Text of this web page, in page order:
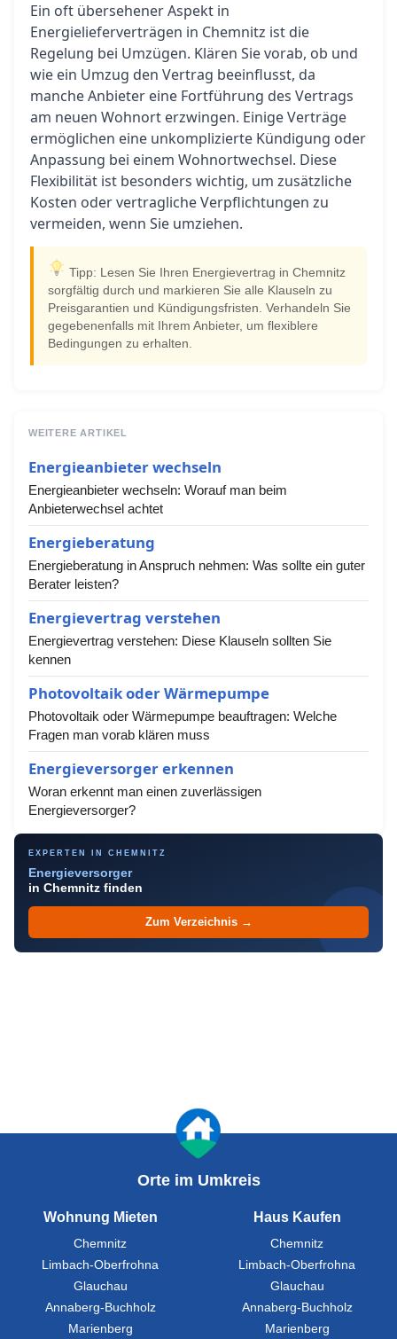
Ein oft übersehener Aspekt in
Energielieferverträgen in Chemnitz ist die
Regelung bei Umzügen. Klären Sie vorab, ob und
wie ein Umzug den Vertrag beeinflusst, da
manche Anbieter eine Fortführung des Vertrags
am neuen Wohnort erzwingen. Einige Verträge
ermöglichen eine unkomplizierte Kündigung oder
Anpassung bei einem Wohnortwechsel. Diese
Flexibilität ist besonders wichtig, um zusätzliche
Kosten oder vertragliche Verpflichtungen zu
vermeiden, wenn Sie umziehen.
Tipp: Lesen Sie Ihren Energievertrag in Chemnitz
sorgfältig durch und markieren Sie alle Klauseln zu
Preisgarantien und Kündigungsfristen. Verhandeln Sie
gegebenenfalls mit Ihrem Anbieter, um flexiblere
Bedingungen zu erhalten.
WEITERE ARTIKEL
Energieanbieter wechseln
Energieanbieter wechseln: Worauf man beim
Anbieterwechsel achtet
Energieberatung
Energieberatung in Anspruch nehmen: Was sollte ein guter
Berater leisten?
Energievertrag verstehen
Energievertrag verstehen: Diese Klauseln sollten Sie
kennen
Photovoltaik oder Wärmepumpe
Photovoltaik oder Wärmepumpe beauftragen: Welche
Fragen man vorab klären muss
Energieversorger erkennen
Woran erkennt man einen zuverlässigen
Energieversorger?
EXPERTEN IN CHEMNITZ
Energieversorger
in Chemnitz finden
Zum Verzeichnis →
Orte im Umkreis
Wohnung Mieten
Chemnitz
Limbach-Oberfrohna
Glauchau
Annaberg-Buchholz
Marienberg
Haus Kaufen
Chemnitz
Limbach-Oberfrohna
Glauchau
Annaberg-Buchholz
Marienberg